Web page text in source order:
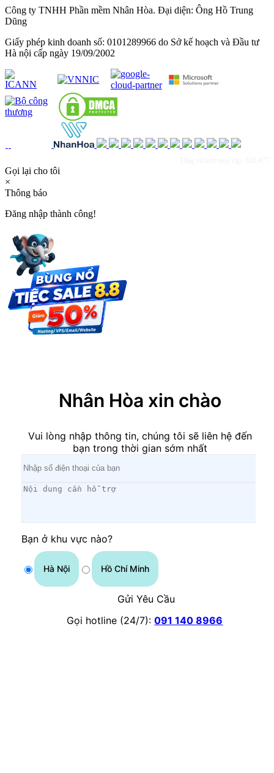
Công ty TNHH Phần mềm Nhân Hòa. Đại diện: Ông Hồ Trung
Dũng
Giấy phép kinh doanh số: 0101289966 do Sở kế hoạch và Đầu tư
Hà nội cấp ngày 19/09/2002
Gọi lại cho tôi
×
Thông báo
Đăng nhập thành công!
Nhân Hòa xin chào
Vui lòng nhập thông tin, chúng tôi sẽ liên hệ đến
bạn trong thời gian sớm nhất
Bạn ở khu vực nào?
Hà Nội Hồ Chí Minh
Gửi Yêu Cầu
Gọi hotline (24/7): 091 140 8966